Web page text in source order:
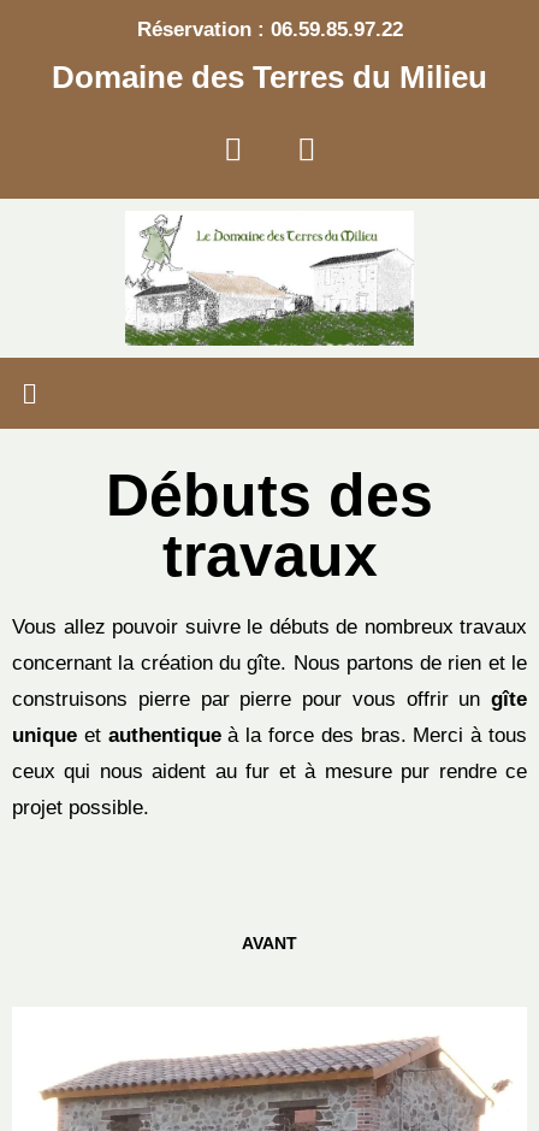
Réservation : 06.59.85.97.22
Domaine des Terres du Milieu
Débuts des
travaux
Vous allez pouvoir suivre le débuts de nombreux travaux
concernant la création du gîte. Nous partons de rien et le
construisons pierre par pierre pour vous offrir un gîte
unique et authentiqueà la force des bras. Merci à tous
ceux qui nous aident au fur et à mesure pur rendre ce
projet possible.
AVANT